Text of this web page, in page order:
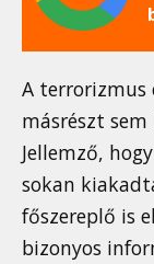
A terrorizmus
másrészt
Jellemző,
sokan
főszereplő is
bizonyos